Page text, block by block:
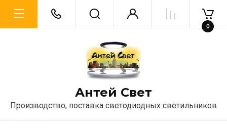
Антей Свет
Производство, поставка светодиодных светильников
0